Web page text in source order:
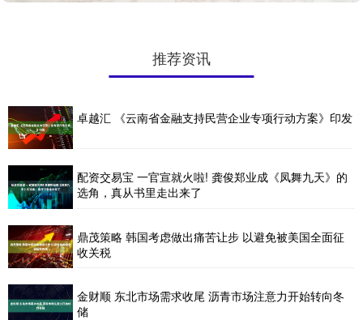
推荐资讯
卓越汇 《云南省金融支持民营企业专项行动方案》印发
配资交易宝 一官宣就火啦! 龚俊郑业成《凤舞九天》的
选角，真从书里走出来了
鼎茂策略 韩国考虑做出痛苦让步 以避免被美国全面征
收关税
金财顺 东北市场需求收尾 沥青市场注意力开始转向冬
储